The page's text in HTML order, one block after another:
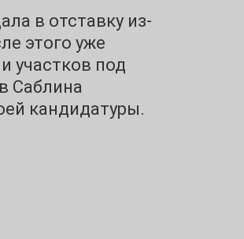
в отставку из-
этого уже
участков под
Саблина
кандидатуры.